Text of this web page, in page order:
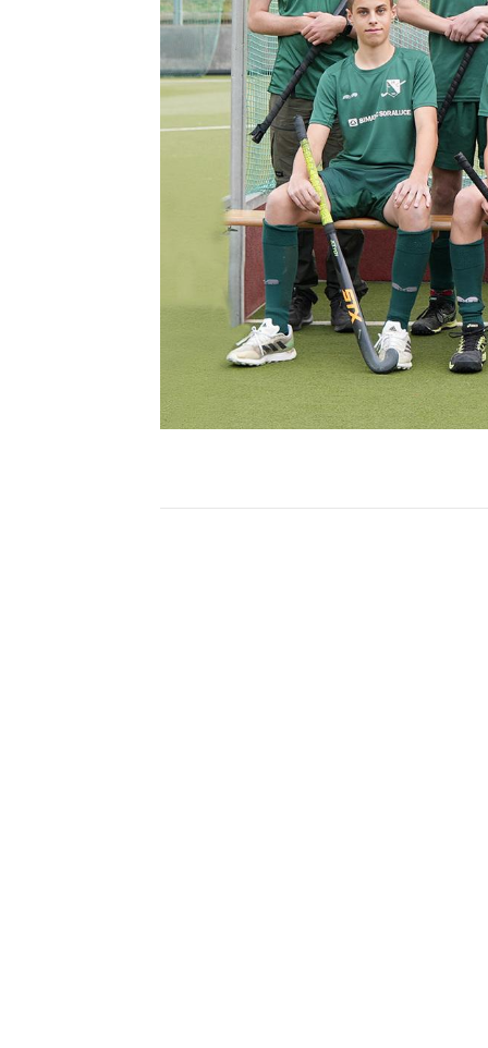
Wiesbadener Str. 7
65549 Limburg
06431 42440
info@limburgerhockeyclub